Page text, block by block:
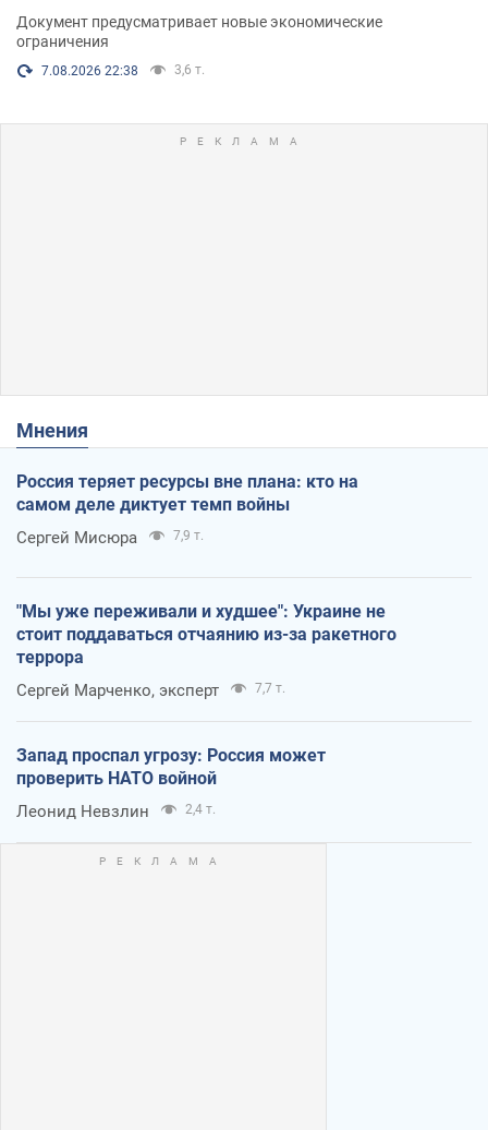
Документ предусматривает новые экономические
ограничения
7.08.2026 22:38 3,6 т.
Мнения
Россия теряет ресурсы вне плана: кто на
самом деле диктует темп войны
Сергей Мисюра 7,9 т.
"Мы уже переживали и худшее": Украине не
стоит поддаваться отчаянию из-за ракетного
террора
Сергей Марченко, эксперт 7,7 т.
Запад проспал угрозу: Россия может
проверить НАТО войной
Леонид Невзлин 2,4 т.